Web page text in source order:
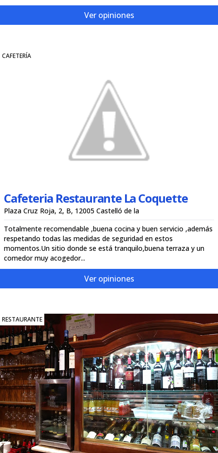
Ver opiniones
CAFETERÍA
Cafeteria Restaurante La Coquette
Plaza Cruz Roja, 2, B, 12005 Castelló de la
Totalmente recomendable ,buena cocina y buen servicio ,además
respetando todas las medidas de seguridad en estos
momentos.Un sitio donde se está tranquilo,buena terraza y un
comedor muy acogedor...
Ver opiniones
RESTAURANTE